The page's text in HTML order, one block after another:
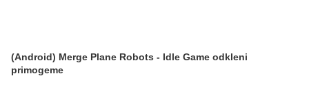
(Android) Merge Plane Robots - Idle Game odkleni
primogeme